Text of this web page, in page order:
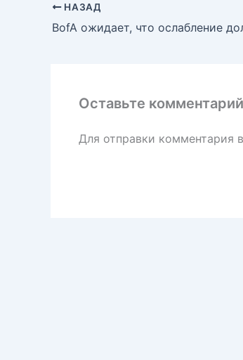
НАЗАД
Оставьте комментарий
Для отправки комментария